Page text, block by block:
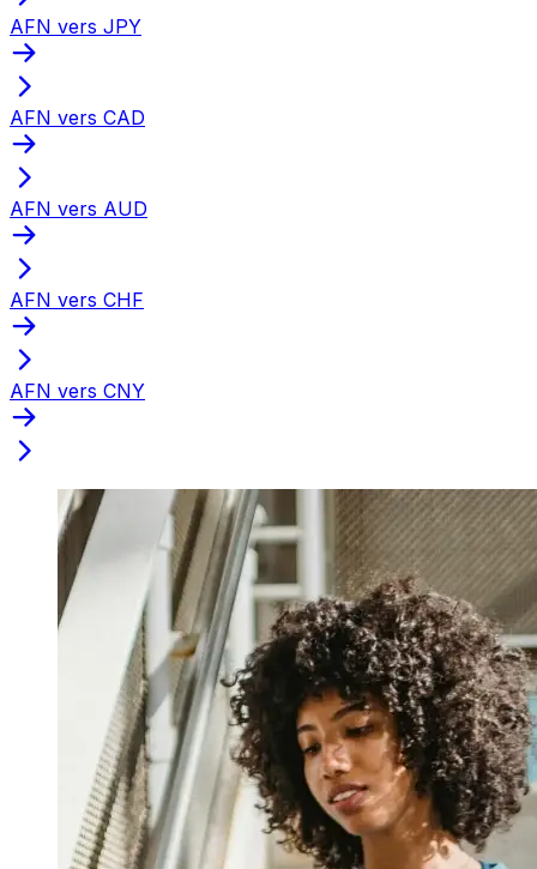
AFN vers JPY
AFN vers CAD
AFN vers AUD
AFN vers CHF
AFN vers CNY